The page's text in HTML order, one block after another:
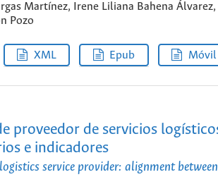
Martínez, Irene Liliana Bahena Álvarez,
Pozo
XML Epub Móvil
proveedor de servicios
e indicadores
service provider: alignment